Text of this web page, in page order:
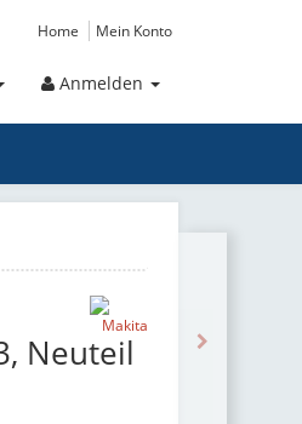
Home Mein Konto
Anmelden
Neuteil